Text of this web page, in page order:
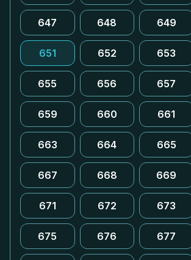
647 648 649
651 652 653
655 656 657
659 660 661
663 664 665
667 668 669
671 672 673
675 676 677